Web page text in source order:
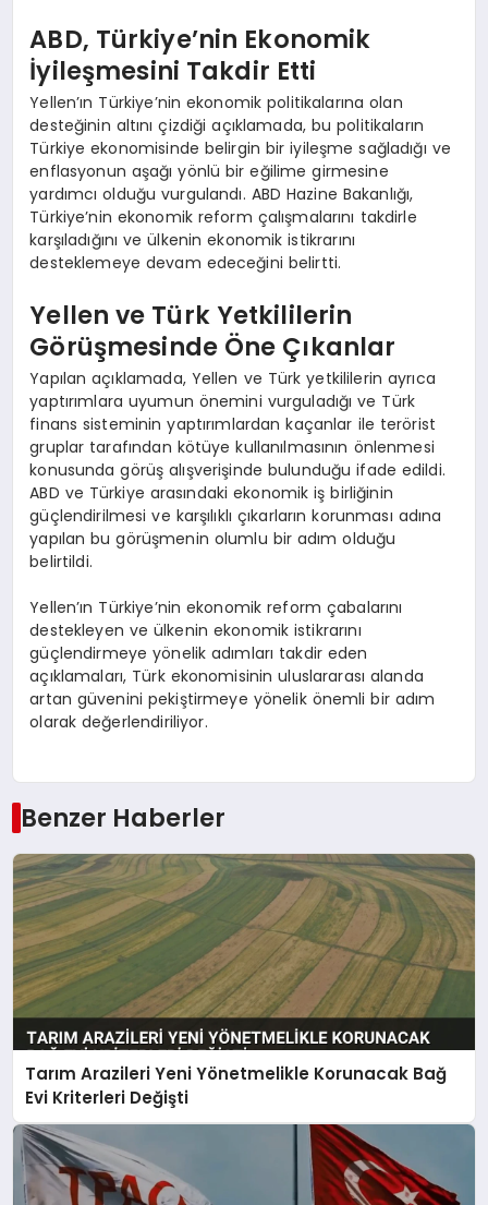
ABD, Türkiye’nin Ekonomik
İyileşmesini Takdir Etti
Yellen’ın Türkiye’nin ekonomik politikalarına olan
desteğinin altını çizdiği açıklamada, bu politikaların
Türkiye ekonomisinde belirgin bir iyileşme sağladığı ve
enflasyonun aşağı yönlü bir eğilime girmesine
yardımcı olduğu vurgulandı. ABD Hazine Bakanlığı,
Türkiye’nin ekonomik reform çalışmalarını takdirle
karşıladığını ve ülkenin ekonomik istikrarını
desteklemeye devam edeceğini belirtti.
Yellen ve Türk Yetkililerin
Görüşmesinde Öne Çıkanlar
Yapılan açıklamada, Yellen ve Türk yetkililerin ayrıca
yaptırımlara uyumun önemini vurguladığı ve Türk
finans sisteminin yaptırımlardan kaçanlar ile terörist
gruplar tarafından kötüye kullanılmasının önlenmesi
konusunda görüş alışverişinde bulunduğu ifade edildi.
ABD ve Türkiye arasındaki ekonomik iş birliğinin
güçlendirilmesi ve karşılıklı çıkarların korunması adına
yapılan bu görüşmenin olumlu bir adım olduğu
belirtildi.
Yellen’ın Türkiye’nin ekonomik reform çabalarını
destekleyen ve ülkenin ekonomik istikrarını
güçlendirmeye yönelik adımları takdir eden
açıklamaları, Türk ekonomisinin uluslararası alanda
artan güvenini pekiştirmeye yönelik önemli bir adım
olarak değerlendiriliyor.
Benzer Haberler
Tarım Arazileri Yeni Yönetmelikle Korunacak Bağ
Evi Kriterleri Değişti